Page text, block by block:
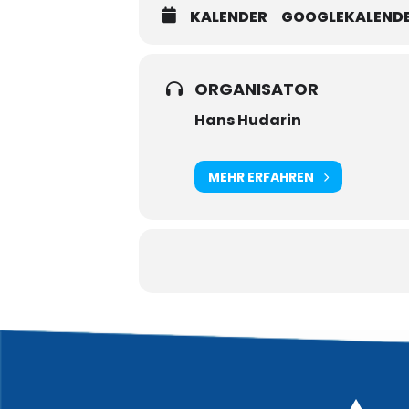
KALENDER
ORGANISATOR
Hans Hudarin
MEHR ERFAHREN